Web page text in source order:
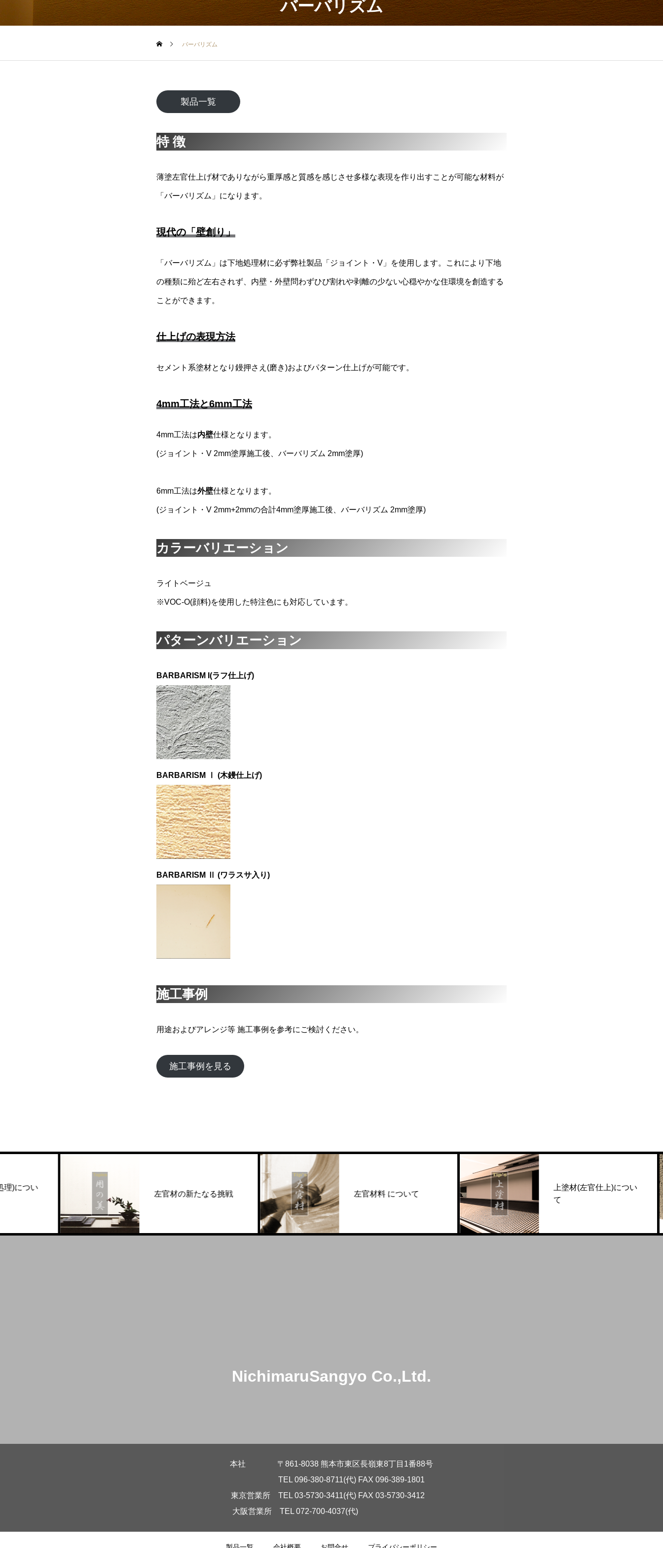
バーバリズム
バーバリズム
製品一覧
特 徴
薄塗左官仕上げ材でありながら重厚感と質感を感じさせ多様な表現を作り出すことが可能な材料が
「バーバリズム」になります。
現代の「壁創り」
「バーバリズム」は下地処理材に必ず弊社製品「ジョイント・V」を使用します。これにより下地
の種類に殆ど左右されず、内壁・外壁問わずひび割れや剥離の少ない心穏やかな住環境を創造する
ことができます。
仕上げの表現方法
セメント系塗材となり鏝押さえ(磨き)およびパターン仕上げが可能です。
4mm工法と6mm工法
4mm工法は内壁仕様となります。
(ジョイント・V 2mm塗厚施工後、バーバリズム 2mm塗厚)
6mm工法は外壁仕様となります。
(ジョイント・V 2mm+2mmの合計4mm塗厚施工後、バーバリズム 2mm塗厚)
カラーバリエーション
ライトベージュ
※VOC-O(顔料)を使用した特注色にも対応しています。
パターンバリエーション
BARBARISM I(ラフ仕上げ)
BARBARISM Ⅰ (木鏝仕上げ)
BARBARISM Ⅱ (ワラスサ入り)
施工事例
用途およびアレンジ等 施工事例を参考にご検討ください。
施工事例を見る
左官材の新たなる挑戦 左官材料 について
上塗材(左官仕上)につい
て
NichimaruSangyo Co.,Ltd.
本社 〒861-8038 熊本市東区長嶺東8丁目1番88号
TEL 096-380-8711(代) FAX 096-389-1801
東京営業所 TEL 03-5730-3411(代) FAX 03-5730-3412
大阪営業所 TEL 072-700-4037(代)